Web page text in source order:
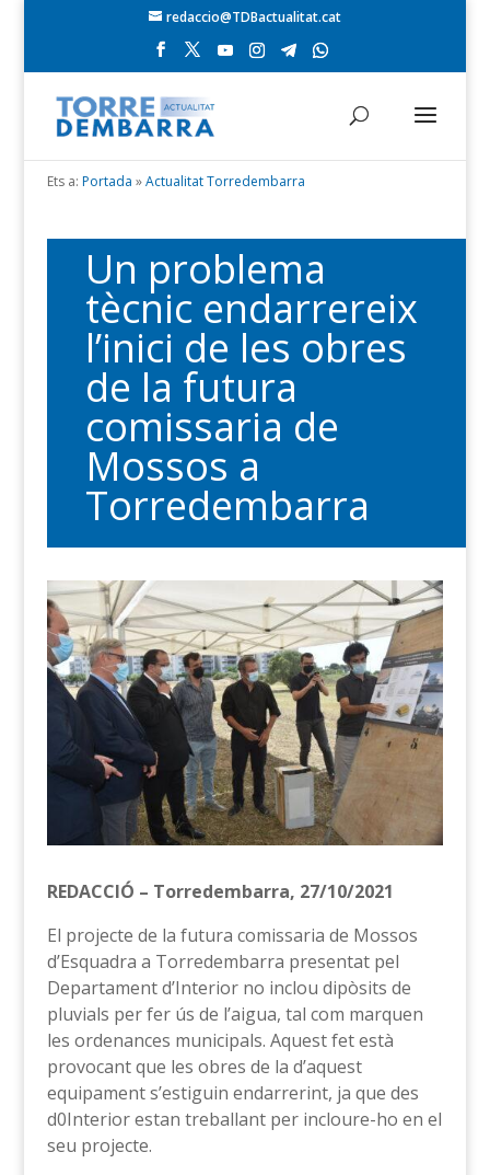
redaccio@TDBactualitat.cat
Ets a: Portada »Actualitat Torredembarra
Un problema
tècnic endarrereix
l’inici de les obres
de la futura
comissaria de
Mossos a
Torredembarra
REDACCIÓ – Torredembarra, 27/10/2021
El projecte de la futura comissaria de Mossos
d’Esquadra a Torredembarra presentat pel
Departament d’Interior no inclou dipòsits de
pluvials per fer ús de l’aigua, tal com marquen
les ordenances municipals. Aquest fet està
provocant que les obres de la d’aquest
equipament s’estiguin endarrerint, ja que des
d0Interior estan treballant per incloure-ho en el
seu projecte.